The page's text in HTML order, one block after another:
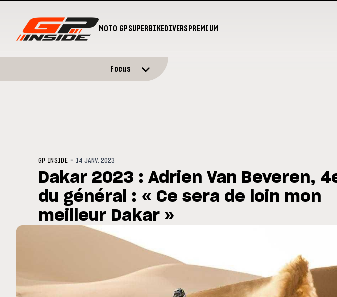
MOTO GPSUPERBIKEDIVERS PREMIUM
Silverstone : Horaires et Programme du GP de
Grande-Bretagne
Zarco
Focus
GP INSIDE - 14 JANV. 2023
Dakar 2023 : Adrien Van Beveren,
du général : « Ce sera de loin mon
meilleur Dakar »